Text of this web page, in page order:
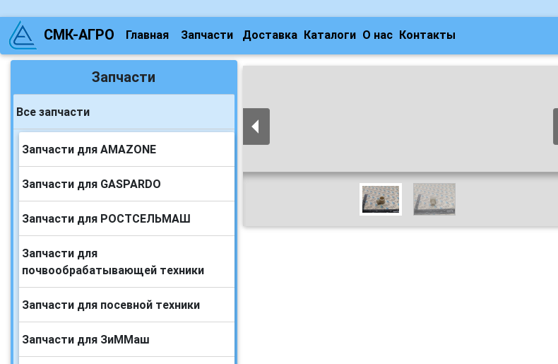
СМК-АГРО Главная Запчасти Доставка Каталоги О нас Контакты
Запчасти
Все запчасти
Запчасти для AMAZONE
Запчасти для GASPARDO
Запчасти для РОСТСЕЛЬМАШ
Запчасти для
почвообрабатывающей техники
Запчасти для посевной техники
Запчасти для ЗиММаш